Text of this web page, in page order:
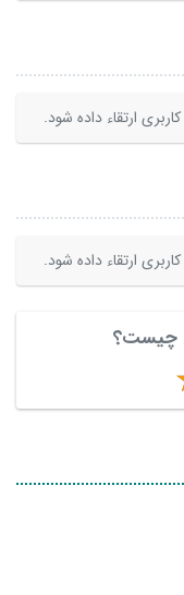
ارتقاء داده شود.
ارتقاء داده شود.
چیست؟